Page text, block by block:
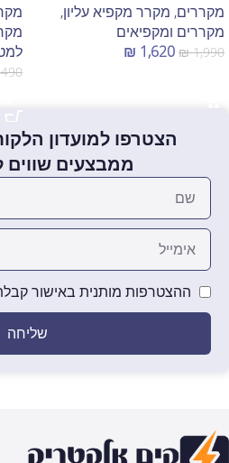
מקררים, מקרר מקפיא עליון,
מקררים ומקפיאים
₪1,990
₪ 1,620
הצטרפו למועדון
ממבצעים שווים
ההצטרפות מותנית באישור
שליחה